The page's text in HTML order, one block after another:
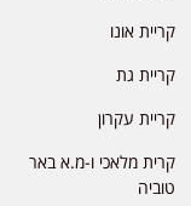
קריית אונו
קריית גת
קריית עקרון
קרית מלאכי ו-מ.א באר
טוביה